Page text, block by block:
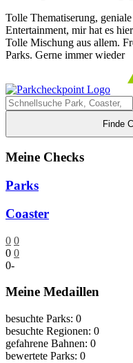
Tolle Thematiserung,
Entertainment, mir hat es
Tolle Mischung aus allem.
Parks. Gerne immer wieder
Finde
Meine Checks
Parks
Coaster
0 0
0 0
0-
Meine Medaillen
besuchte Parks: 0
besuchte Regionen: 0
gefahrene Bahnen: 0
bewertete Parks: 0